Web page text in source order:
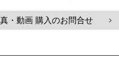
・動画 購入のお問合せ >